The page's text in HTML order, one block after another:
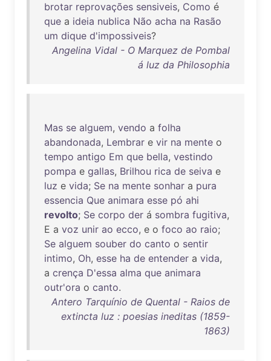
brotar reprovações sensiveis, Como é
que a ideia nublica Não acha na Rasão
um dique d'impossiveis?
Angelina Vidal - O Marquez de Pombal
á luz da Philosophia
Mas se alguem, vendo a folha
abandonada, Lembrar e vir na mente o
tempo antigo Em que bella, vestindo
pompa e gallas, Brilhou rica de seiva e
luz e vida; Se na mente sonhar a pura
essencia Que animara esse pó ahi
revolto; Se corpo der á sombra fugitiva,
E a voz unir ao ecco, e o foco ao raio;
Se alguem souber do canto o sentir
intimo, Oh, esse ha de entender a vida,
a crença D'essa alma que animara
outr'ora o canto.
Antero Tarquínio de Quental - Raios de
extincta luz : poesias ineditas (1859-
1863)